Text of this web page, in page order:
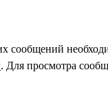
сообщений
. Для просмотра